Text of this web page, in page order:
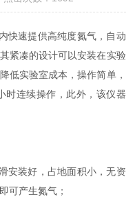
速提供高纯度氮气，自动
紧凑的设计可以安装在实验
低实验室成本，操作简单，
时连续操作，此外，该仪器
装好，占地面积小，无资
可产生氮气；